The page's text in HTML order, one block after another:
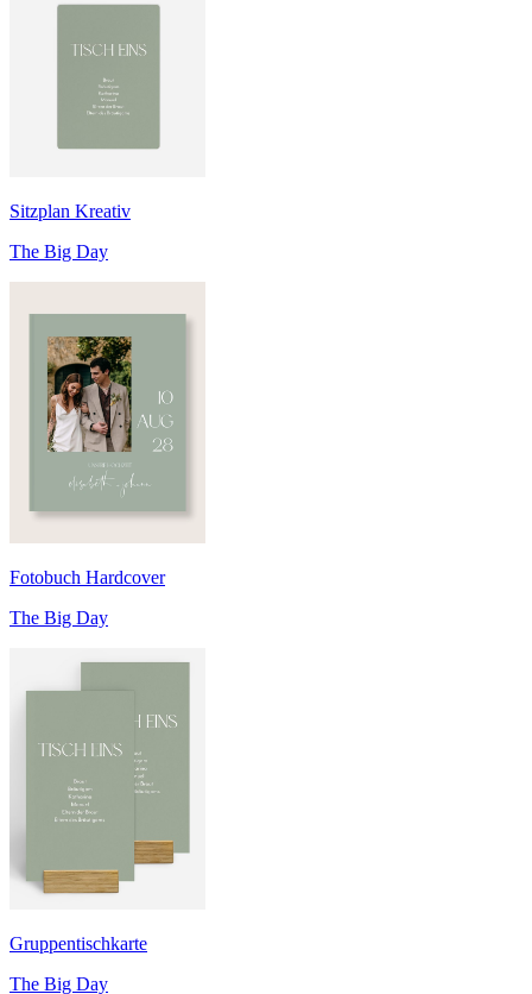
Sitzplan Kreativ
The Big Day
Fotobuch Hardcover
The Big Day
Gruppentischkarte
The Big Day